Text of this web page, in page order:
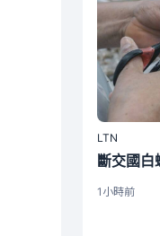
LTN
1小時前